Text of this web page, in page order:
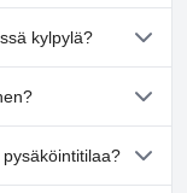
altaita, jotka
Uima-allas
kylpylä?